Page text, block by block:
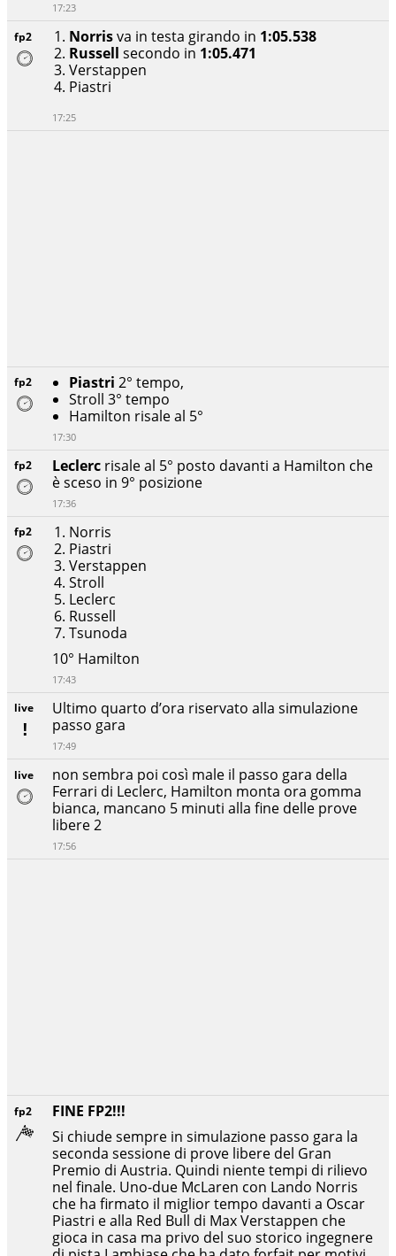
fp2
FINE FP2!!!
Si chiude sempre in simulazione passo gara la
seconda sessione di prove libere del Gran
Premio di Austria. Quindi niente tempi di rilievo
nel finale. Uno-due McLaren con Lando Norris
che ha firmato il miglior tempo davanti a Oscar
Piastri e alla Red Bull di Max Verstappen che
gioca in casa ma privo del suo storico ingegnere
live
non sembra poi così male il passo gara della
Ferrari di Leclerc, Hamilton monta ora gomma
bianca, mancano 5 minuti alla fine delle prove
libere 2
17:56
live
Ultimo quarto d’ora riservato alla simulazione
passo gara
17:49
fp2
Norris
Piastri
Verstappen
Stroll
Leclerc
Russell
Tsunoda
10° Hamilton
17:43
fp2 Leclerc risale al 5° posto davanti a Hamilton che
è sceso in 9° posizione
17:36
fp2 Piastri 2° tempo,
Stroll 3° tempo
Hamilton risale al 5°
17:30
fp2 Norrisva in testa girando in 1:05.538
Russell secondo in 1:05.471
Verstappen
Piastri
17:25
17:23